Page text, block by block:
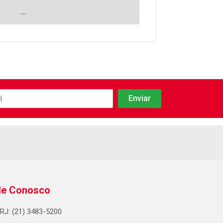
...
Conosco
RJ: (21) 3483-5200